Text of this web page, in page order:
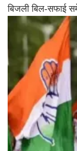
बिजली बिल-सफाई